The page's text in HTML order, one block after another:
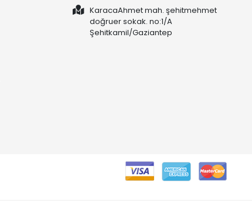
KaracaAhmet mah. şehitmehmet
doğruer sokak. no:1/A
Şehitkamil/Gaziantep